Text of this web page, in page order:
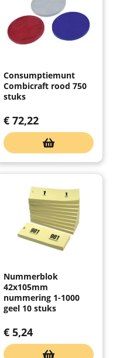
Consumptiemunt
Combicraft rood 750
stuks
€ 72,22
Nummerblok
42x105mm
nummering 1-1000
geel 10 stuks
€ 5,24